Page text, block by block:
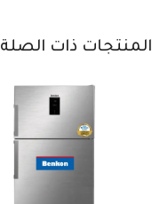
المنتجات ذات الصلة